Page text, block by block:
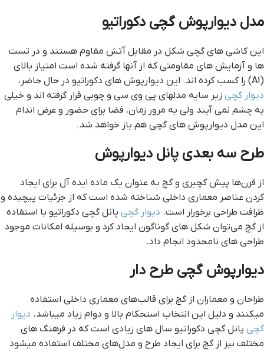
مدل دیوارپوش گچی دکوراتیو
این کاشی های گچی شکل در مقابل آتش مقاوم هستند و در تست
ها و آزمایش های مقاومتی که از آنها گرفته شده است امتیاز بالای
(A1) را کسب کرده اند. این دیوارپوش های دکوراتیو در حال حاضر،
دیوار گچی زیر سایه مدلهای پی وی سی و چوبی قرار گرفته اند و خیلی
به چشم نمی آیند ولی به مرور زمان، فضا برای حضور و عرض اندام
این مدل دیوارپوش های گچی هم باز خواهد شد.
طرح سه بعدی پانل دیوارپوش
از قرن‌ها پیش گچبری و گچ به عنوان یک ماده ایده آل برای ایجاد
کردن عناصر معماری داخلی شناخته شده است که از جزئیات پیچیده و
ظرافت طراحی برخورار است. دیوار گچی پانل گچی دکوراتیو با استفاده
از گچ می‌توان شکل های گوناگون ایجاد کرد و بوسیله امکانات موجود
طراحی های نامحدود انجام داد.
دیوارپوش گچی طرح دار
طراحان و معماران از گچ برای قالب‌های معماری داخلی استفاده
میکنند و دلیل این انتخاب استحکام بالا و دوام زیاد میباشد. دیوار
گچی پانل گچی دکوراتیو سال های زیادی است که در فرهنگ های
مختلف نیز از گچ برای ایجاد طرح و مدل‌های مختلف استفاده میشود